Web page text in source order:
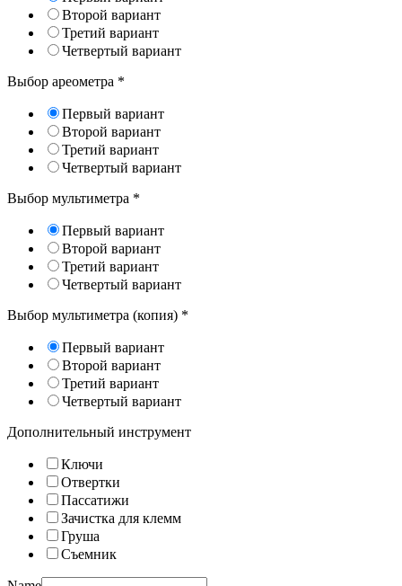
Второй вариант
Третий вариант
Четвертый вариант
Выбор ареометра *
Первый вариант
Второй вариант
Третий вариант
Четвертый вариант
Выбор мультиметра *
Первый вариант
Второй вариант
Третий вариант
Четвертый вариант
Выбор мультиметра (копия) *
Первый вариант
Второй вариант
Третий вариант
Четвертый вариант
Дополнительный инструмент
Ключи
Отвертки
Пассатижи
Зачистка для клемм
Груша
Съемник